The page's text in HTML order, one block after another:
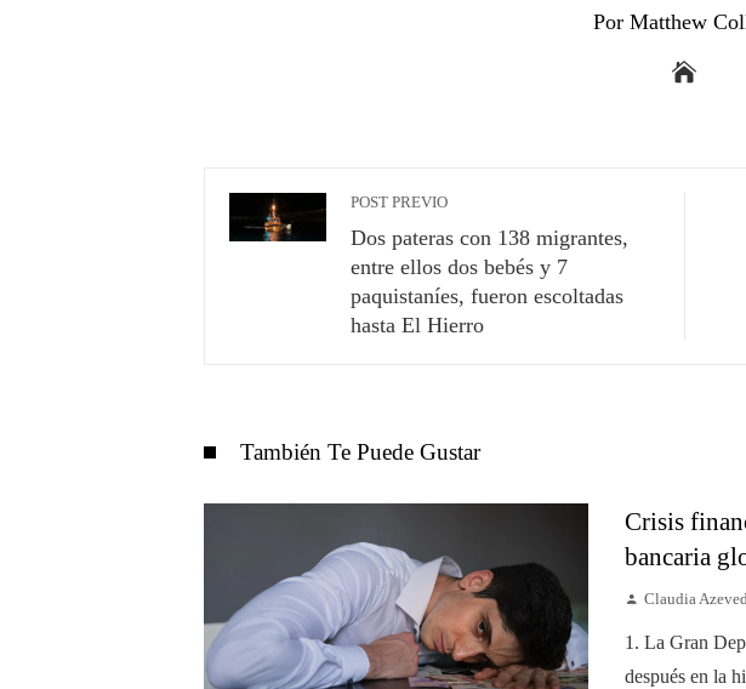
Por Matthew
POST PREVIO
Dos pateras con 138 migrantes,
entre ellos dos bebés y 7
paquistaníes, fueron escoltadas
hasta El Hierro
También Te Puede Gustar
Crisis
bancaria
Claudia
1. La Gran
después en la